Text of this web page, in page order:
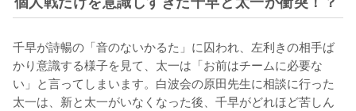
千早が詩暢の「音のないかるた」に囚われ、左利きの相手ば
かり意識する様子を見て、太一は「お前はチームに必要な
い」と言ってしまいます。白波会の原田先生に相談に行った
太一は、新と太一がいなくなった後、千早がどれほど苦しん